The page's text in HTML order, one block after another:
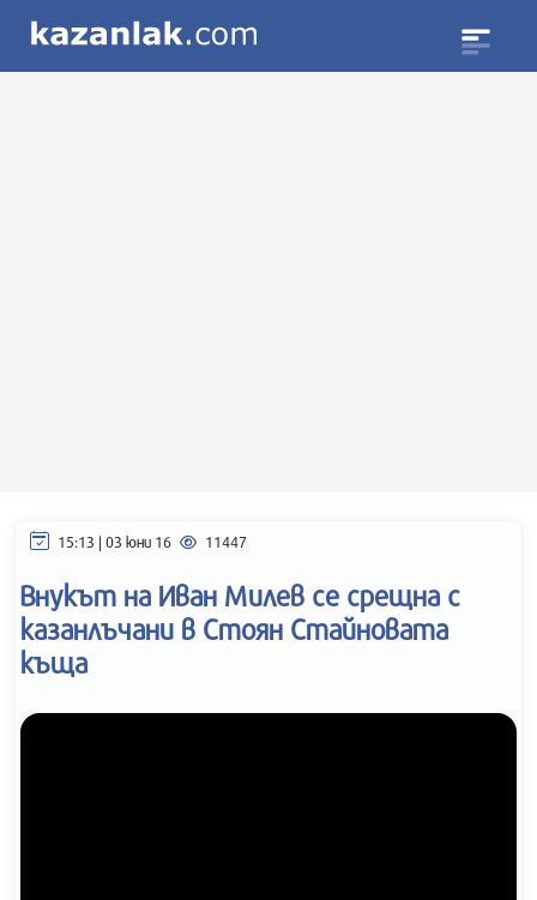
15:13 | 03 юни 16 11447
Внукът на Иван Милев се срещна с
казанлъчани в Стоян Стайновата
къща